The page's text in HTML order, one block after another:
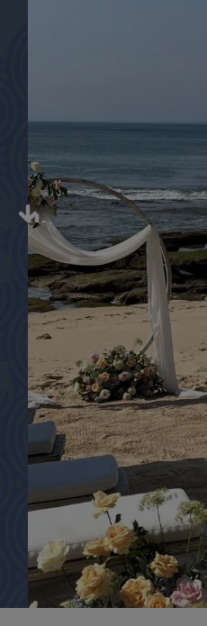
Accéder
au
contenu
de
la
page